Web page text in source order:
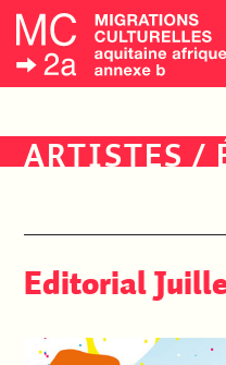
ARTISTES/
Editorial